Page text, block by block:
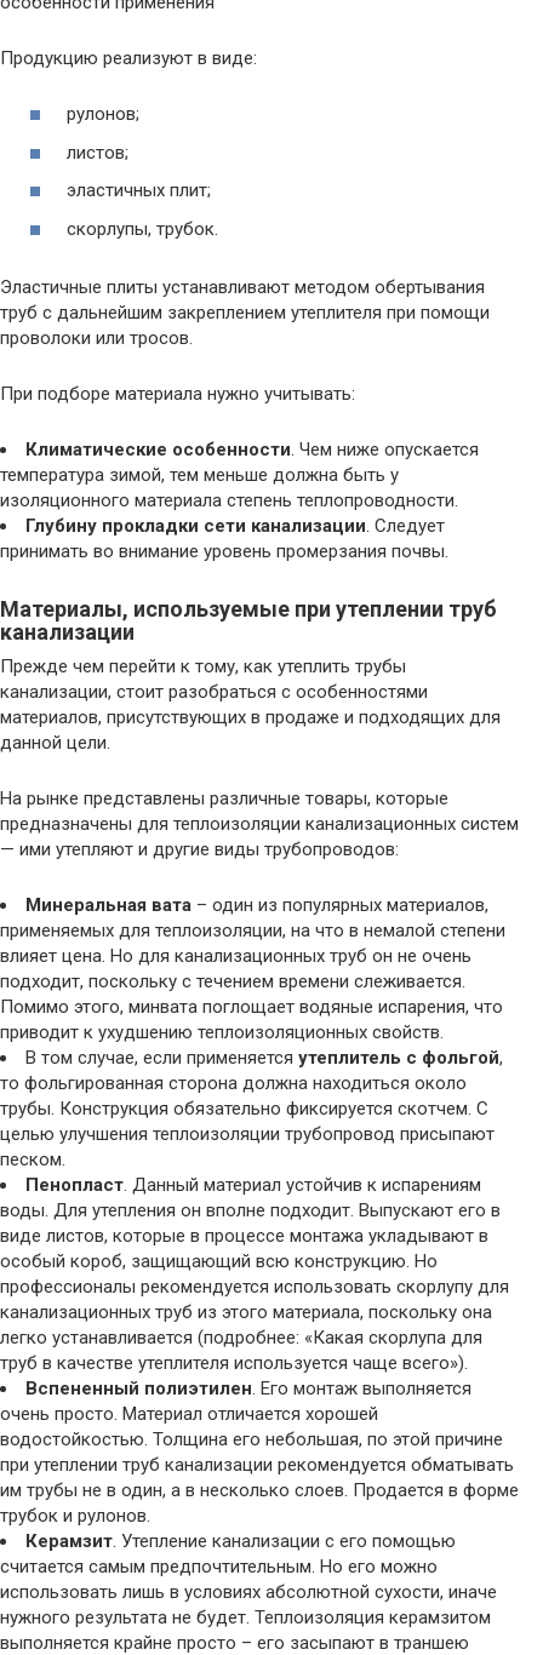
Продукцию реализуют в виде:
рулонов;
листов;
эластичных плит;
скорлупы, трубок.
Эластичные плиты устанавливают методом обертывания
труб с дальнейшим закреплением утеплителя при помощи
проволоки или тросов.
При подборе материала нужно учитывать:
Климатические особенности. Чем ниже опускается
температура зимой, тем меньше должна быть у
изоляционного материала степень теплопроводности.
Глубину прокладки сети канализации. Следует
принимать во внимание уровень промерзания почвы.
Материалы, используемые при утеплении труб
канализации
Прежде чем перейти к тому, как утеплить трубы
канализации, стоит разобраться с особенностями
материалов, присутствующих в продаже и подходящих для
данной цели.
На рынке представлены различные товары, которые
предназначены для теплоизоляции канализационных систем
— ими утепляют и другие виды трубопроводов:
Минеральная вата – один из популярных материалов,
применяемых для теплоизоляции, на что в немалой степени
влияет цена. Но для канализационных труб он не очень
подходит, поскольку с течением времени слеживается.
Помимо этого, минвата поглощает водяные испарения, что
приводит к ухудшению теплоизоляционных свойств.
В том случае, если применяется утеплитель с фольгой,
то фольгированная сторона должна находиться около
трубы. Конструкция обязательно фиксируется скотчем. С
целью улучшения теплоизоляции трубопровод присыпают
песком.
Пенопласт. Данный материал устойчив к испарениям
воды. Для утепления он вполне подходит. Выпускают его в
виде листов, которые в процессе монтажа укладывают в
особый короб, защищающий всю конструкцию. Но
профессионалы рекомендуется использовать скорлупу для
канализационных труб из этого материала, поскольку она
легко устанавливается (подробнее: «Какая скорлупа для
труб в качестве утеплителя используется чаще всего»).
Вспененный полиэтилен. Его монтаж выполняется
очень просто. Материал отличается хорошей
водостойкостью. Толщина его небольшая, по этой причине
при утеплении труб канализации рекомендуется обматывать
им трубы не в один, а в несколько слоев. Продается в форме
трубок и рулонов.
Керамзит. Утепление канализации с его помощью
считается самым предпочтительным. Но его можно
использовать лишь в условиях абсолютной сухости, иначе
нужного результата не будет. Теплоизоляция керамзитом
выполняется крайне просто – его засыпают в траншею